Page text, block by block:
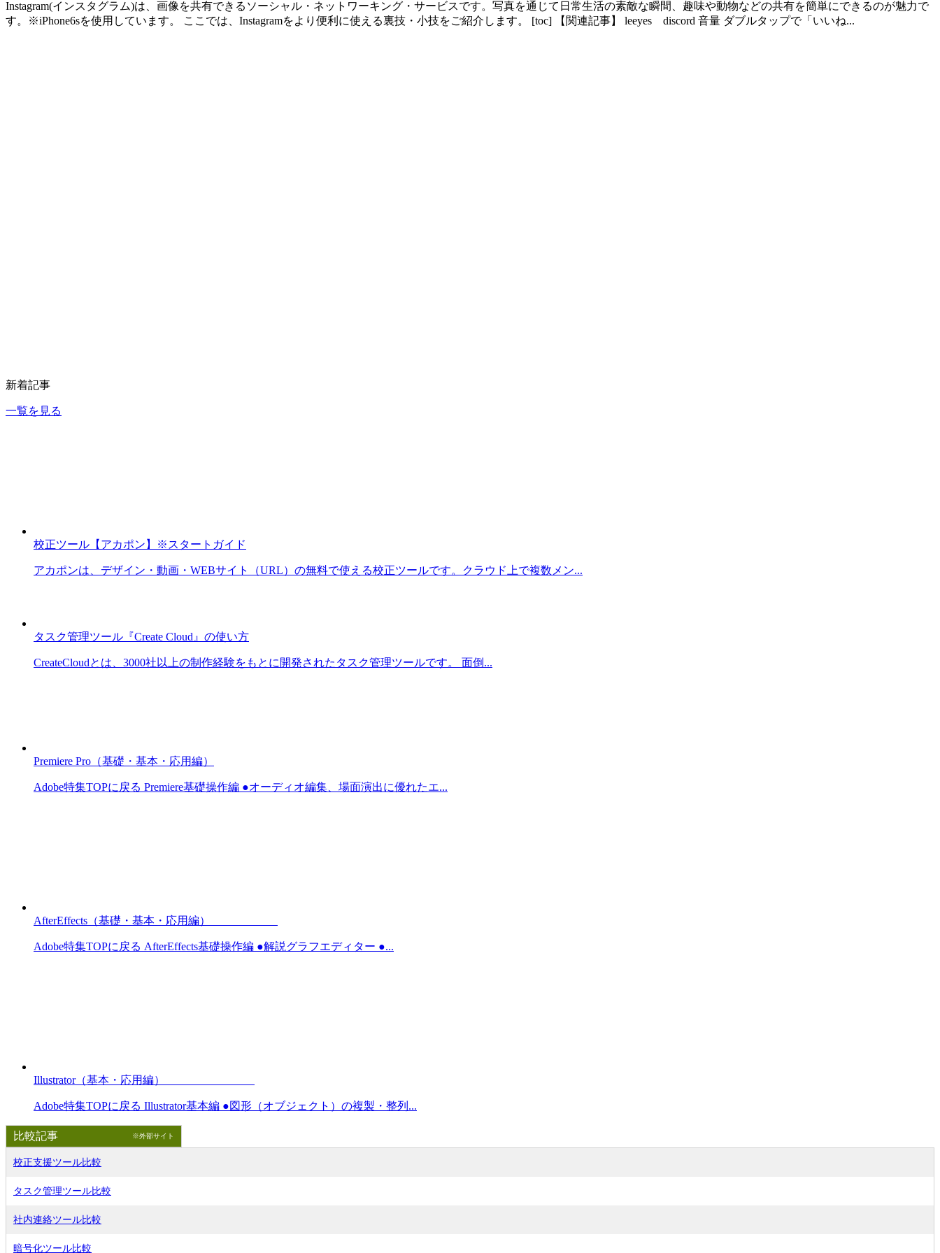
Instagram(インスタグラム)は、画像を共有できるソーシャル・ネットワーキング・サービスです。写真を通じて日常生活の素敵な瞬間、趣味や動物などの共有を簡単にできるのが魅力で
す。※iPhone6sを使用しています。 ここでは、Instagramをより便利に使える裏技・小技をご紹介します。 [toc] 【関連記事】 leeyes discord 音量 ダブルタップで「いいね...
新着記事
一覧を見る
校正ツール【アカポン】※スタートガイド
アカポンは、デザイン・動画・WEBサイト（URL）の無料で使える校正ツールです。クラウド上で複数メン...
タスク管理ツール『Create Cloud』の使い方
CreateCloudとは、3000社以上の制作経験をもとに開発されたタスク管理ツールです。 面倒...
Premiere Pro（基礎・基本・応用編）
Adobe特集TOPに戻る Premiere基礎操作編 ●オーディオ編集、場面演出に優れたエ...
AfterEffects（基礎・基本・応用編）
Adobe特集TOPに戻る AfterEffects基礎操作編 ●解説グラフエディター ●...
Illustrator（基本・応用編）
Adobe特集TOPに戻る Illustrator基本編 ●図形（オブジェクト）の複製・整列...
比較記事 ※外部サイト
校正支援ツール比較
タスク管理ツール比較
社内連絡ツール比較
暗号化ツール比較